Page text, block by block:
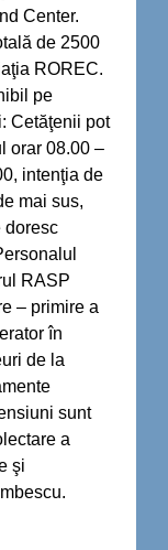
Center.
de 2500
ROREC.
pe
Cetăţenii pot
orar 08.00 –
intenţia de
mai sus,
doresc
RASP
– primire a
în
de la
sunt
a
şi